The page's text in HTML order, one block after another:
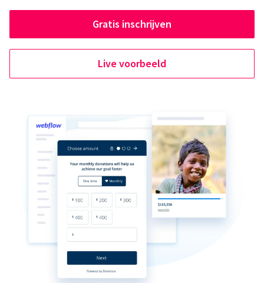
Gratis inschrijven
Live voorbeeld